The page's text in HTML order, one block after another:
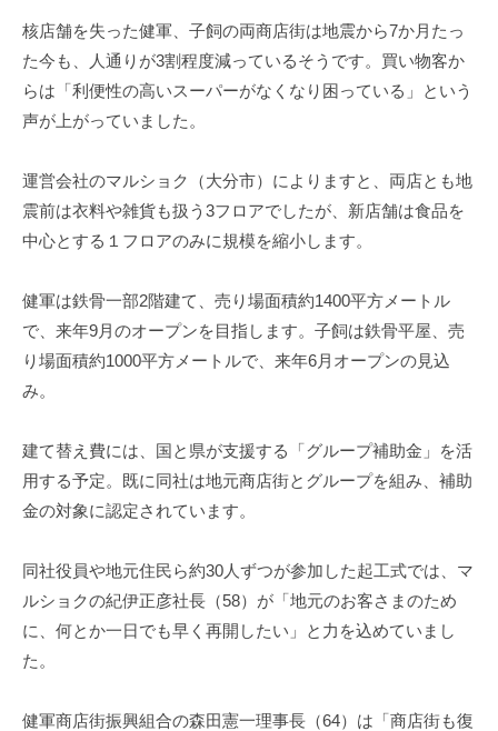
核店舗を失った健軍、子飼の両商店街は地震から7か月たっ
た今も、人通りが3割程度減っているそうです。買い物客か
らは「利便性の高いスーパーがなくなり困っている」という
声が上がっていました。
運営会社のマルショク（大分市）によりますと、両店とも地
震前は衣料や雑貨も扱う3フロアでしたが、新店舗は食品を
中心とする１フロアのみに規模を縮小します。
健軍は鉄骨一部2階建て、売り場面積約1400平方メートル
で、来年9月のオープンを目指します。子飼は鉄骨平屋、売
り場面積約1000平方メートルで、来年6月オープンの見込
み。
建て替え費には、国と県が支援する「グループ補助金」を活
用する予定。既に同社は地元商店街とグループを組み、補助
金の対象に認定されています。
同社役員や地元住民ら約30人ずつが参加した起工式では、マ
ルショクの紀伊正彦社長（58）が「地元のお客さまのため
に、何とか一日でも早く再開したい」と力を込めていまし
た。
健軍商店街振興組合の森田憲一理事長（64）は「商店街も復